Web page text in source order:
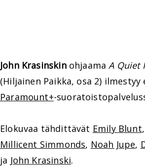
John KrasinskinohjaamaA Quiet
(Hiljainen Paikka, osa 2)
Paramount+-
Elokuvaa tähdittävät Emily Blunt,
Millicent Simmonds, Noah Jupe,
ja John Krasinski.